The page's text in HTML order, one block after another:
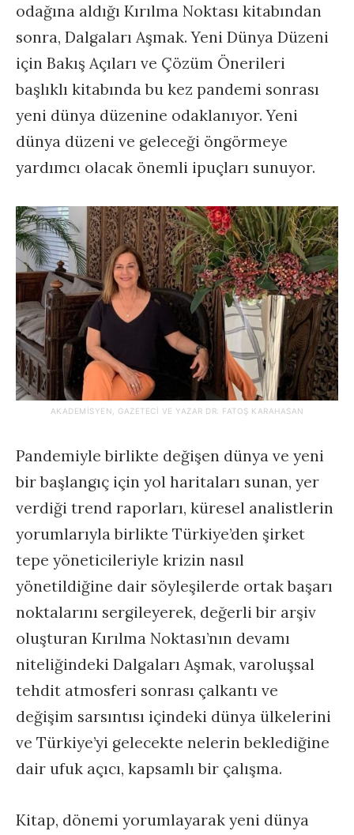
odağına aldığı Kırılma Noktası kitabından
sonra, Dalgaları Aşmak. Yeni Dünya Düzeni
için Bakış Açıları ve Çözüm Önerileri
başlıklı kitabında bu kez pandemi sonrası
yeni dünya düzenine odaklanıyor. Yeni
dünya düzeni ve geleceği öngörmeye
yardımcı olacak önemli ipuçları sunuyor.
AKADEMISYEN, GAZETECI VE YAZAR DR. FATOŞ KARAHASAN
Pandemiyle birlikte değişen dünya ve yeni
bir başlangıç için yol haritaları sunan, yer
verdiği trend raporları, küresel analistlerin
yorumlarıyla birlikte Türkiye’den şirket
tepe yöneticileriyle krizin nasıl
yönetildiğine dair söyleşilerde ortak başarı
noktalarını sergileyerek, değerli bir arşiv
oluşturan Kırılma Noktası’nın devamı
niteliğindeki Dalgaları Aşmak, varoluşsal
tehdit atmosferi sonrası çalkantı ve
değişim sarsıntısı içindeki dünya ülkelerini
ve Türkiye’yi gelecekte nelerin beklediğine
dair ufuk açıcı, kapsamlı bir çalışma.
Kitap, dönemi yorumlayarak yeni dünya